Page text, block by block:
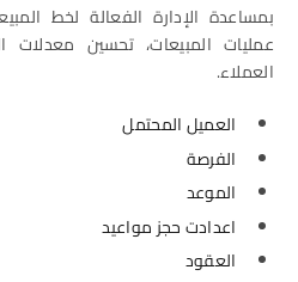
بمساعدة الإدارة الفعالة لخط
عمليات المبيعات، تحسين معدلات
العملاء.
العميل المحتمل
الفرصة
الموعد
اعدادت حجز مواعيد
العقود